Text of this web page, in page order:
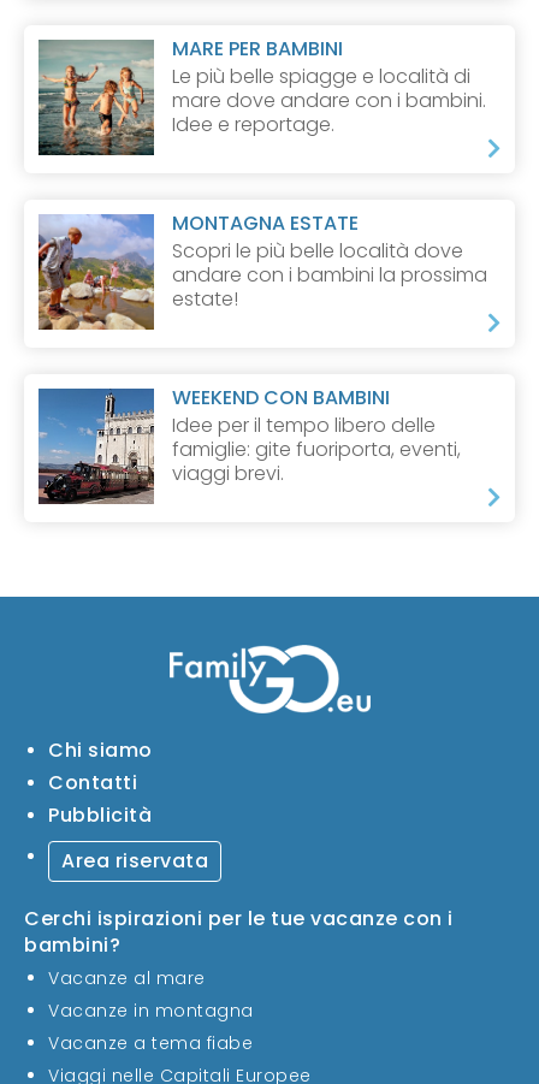
MARE PER BAMBINI
Le più belle spiagge e località di
mare dove andare con i bambini.
Idee e reportage.
MONTAGNA ESTATE
Scopri le più belle località dove
andare con i bambini la prossima
estate!
WEEKEND CON BAMBINI
Idee per il tempo libero delle
famiglie: gite fuoriporta, eventi,
viaggi brevi.
Chi siamo
Contatti
Pubblicità
Area riservata
Cerchi ispirazioni per le tue vacanze con i
bambini?
Vacanze al mare
Vacanze in montagna
Vacanze a tema fiabe
Viaggi nelle Capitali Europee